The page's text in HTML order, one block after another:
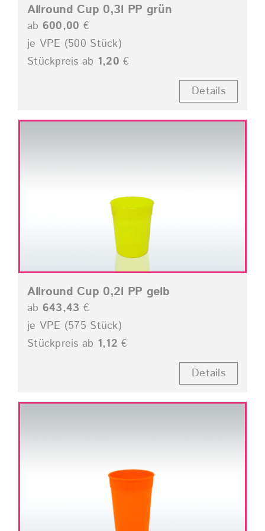
Allround Cup 0,3l PP grün
ab 600,00 €
je VPE (500 Stück)
Stückpreis ab 1,20 €
Details
Allround Cup 0,2l PP gelb
ab 643,43 €
je VPE (575 Stück)
Stückpreis ab 1,12 €
Details